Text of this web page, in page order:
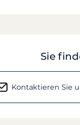
Sie
Kontaktieren Sie